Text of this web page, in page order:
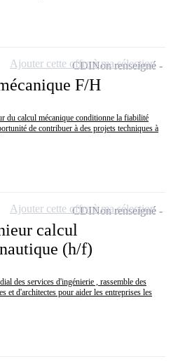
F/H
du calcul mécanique conditionne la fiabilité
de contribuer à des projets techniques à
CDINon renseigné
Ajouter cette offre à ma sélection
calcul
(h/f)
des services d'ingénierie , rassemble des
et d'architectes pour aider les entreprises les
CDINon renseigné
Ajouter cette offre à ma sélection